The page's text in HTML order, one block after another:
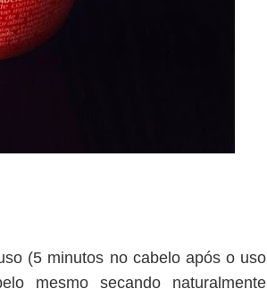
(5 minutos no cabelo após o uso
mesmo secando naturalmente